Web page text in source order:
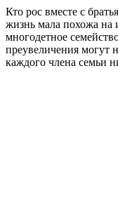
Кто рос вместе с
жизнь мала похожа
многодетное
преувеличения могут
каждого члена семьи